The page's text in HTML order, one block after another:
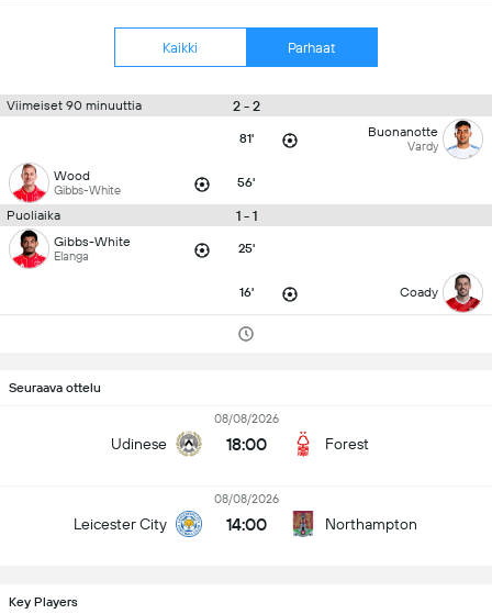
Kaikki Parhaat
Viimeiset 90 minuuttia 2 - 2
81' Buonanotte
Vardy
Wood
Gibbs-White 56'
Puoliaika 1 - 1
Gibbs-White
Elanga 25'
16' Coady
Seuraava ottelu
Udinese
08/08/2026
18:00 Forest
Leicester City
08/08/2026
14:00 Northampton
Key Players